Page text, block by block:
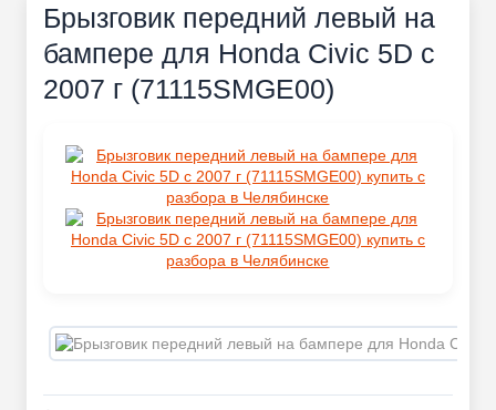
Брызговик передний левый на
бампере для Honda Civic 5D с
2007 г (71115SMGE00)